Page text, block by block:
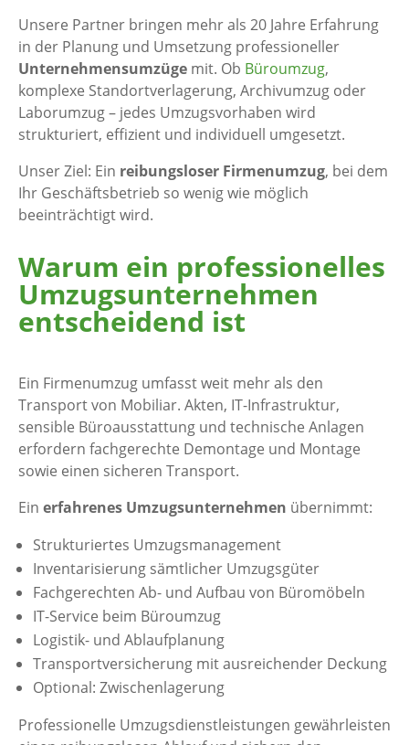
Unsere Partner bringen mehr als 20 Jahre Erfahrung
in der Planung und Umsetzung professioneller
Unternehmensumzüge mit. Ob Büroumzug,
komplexe Standortverlagerung, Archivumzug oder
Laborumzug – jedes Umzugsvorhaben wird
strukturiert, effizient und individuell umgesetzt.
Unser Ziel: Ein reibungsloser Firmenumzug, bei dem
Ihr Geschäftsbetrieb so wenig wie möglich
beeinträchtigt wird.
Warum ein professionelles
Umzugsunternehmen
entscheidend ist
Ein Firmenumzug umfasst weit mehr als den
Transport von Mobiliar. Akten, IT-Infrastruktur,
sensible Büroausstattung und technische Anlagen
erfordern fachgerechte Demontage und Montage
sowie einen sicheren Transport.
Ein erfahrenes Umzugsunternehmen übernimmt:
Strukturiertes Umzugsmanagement
Inventarisierung sämtlicher Umzugsgüter
Fachgerechten Ab- und Aufbau von Büromöbeln
IT-Service beim Büroumzug
Logistik- und Ablaufplanung
Transportversicherung mit ausreichender Deckung
Optional: Zwischenlagerung
Professionelle Umzugsdienstleistungen gewährleisten